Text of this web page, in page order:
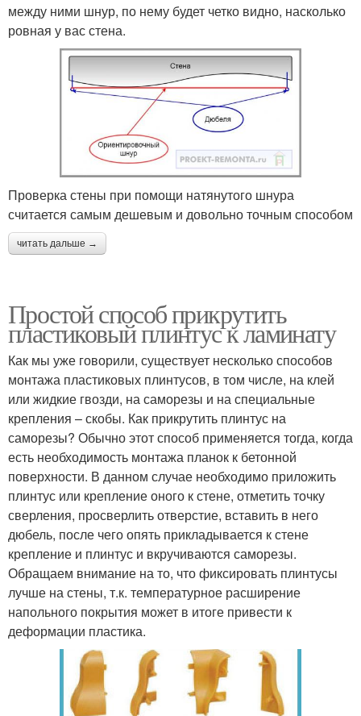
между ними шнур, по нему будет четко видно, насколько
ровная у вас стена.
Проверка стены при помощи натянутого шнура
считается самым дешевым и довольно точным способом
читать дальше →
Простой способ прикрутить
пластиковый плинтус к ламинату
Как мы уже говорили, существует несколько способов
монтажа пластиковых плинтусов, в том числе, на клей
или жидкие гвозди, на саморезы и на специальные
крепления – скобы. Как прикрутить плинтус на
саморезы? Обычно этот способ применяется тогда, когда
есть необходимость монтажа планок к бетонной
поверхности. В данном случае необходимо приложить
плинтус или крепление оного к стене, отметить точку
сверления, просверлить отверстие, вставить в него
дюбель, после чего опять прикладывается к стене
крепление и плинтус и вкручиваются саморезы.
Обращаем внимание на то, что фиксировать плинтусы
лучше на стены, т.к. температурное расширение
напольного покрытия может в итоге привести к
деформации пластика.